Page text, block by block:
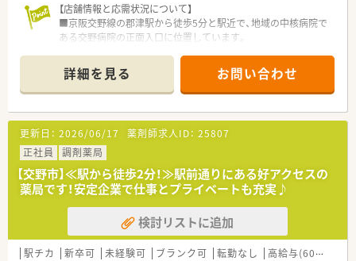
る法人で、大阪府下500店舗の展開を目指しておられます。
■社長は3代目で薬剤師の男性です。社員のことをとても大切に
されており現場への理解が大変ある方です。
■地域に密着したお店にしたいという想いから、半径500ｍ以内
に1店舗（端から端の店舗まで1時間圏内）あり、ご高齢の方が歩
いても10分でいける距離感に店舗を作っています。
■地域へのアンテナを張ることを目的として、宅配専門配食サー
ビス、からあげ屋さん、飲食店等地域の方に親しみをもってもら
える事業もされています。
■自由な社風がポイントで、社員が手を挙げ、具体的なプランが
あれば実現できるよう協力して下さります。
実際に社員の要望で漢方相談所を設立されたこともございま
す！
■若手主体で様々なプロジェクトが行われており、【リクルート】
【地域貢献】【マネジメント】【在宅業務】【セルフメディケーショ
ン】【健康セミナー】【在宅医療】等、様々なものがございます。
■若い方が多い社風で、30代でエリアマネージャーをされてい
る方も多く、若くから裁量権のある職位が目指せます。
【店舗情報と応需状況について】
■京阪交野線の郡津駅から徒歩5分と駅近で、地域の中核病院で
ある交野病院の正面入口に位置しています。
し、最新の調剤機器も充実した活気ある店舗です。
■現在は常勤薬剤師8名、パート2名が在籍しており、常時6〜7名
体制という手厚い人員配置で運営しています。
【募集背景と求める人物像について】
■更なるサービス向上と体制強化を目的とした増員募集であり、
意欲的に取り組める方を幅広く募集しています。
■総合病院門前での経験を活かしたい方はもちろん、調剤経験の
浅い方やブランクがある方も相談が可能です。
■チームワークを大切にしながら、患者様一人ひとりに寄り添っ
た丁寧なコミュニケーションができる方を求めます。
【職場環境と雰囲気】
■待合室や調剤室は広々としており、最新の全自動分包機や軟膏
詳細を見る お問い合わせ
更新日： 2026/06/17 薬剤師求人ID： 25807
正社員
調剤薬局
【交野市】≪駅から徒歩2分！≫駅前通りにある好アクセスの
薬局です！安定企業で仕事とプライベートも充実♪
検討リストに追加
駅チカ 新卒可 未経験可 ブランク可 転勤なし 高給与(600万円以上)